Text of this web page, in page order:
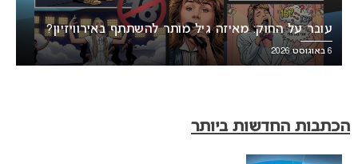
עובר על החוק: מאיזה גיל מותר להשתתף באירוויזיון?
6 באוגוסט 2026
הכתבות החדשות ביותר